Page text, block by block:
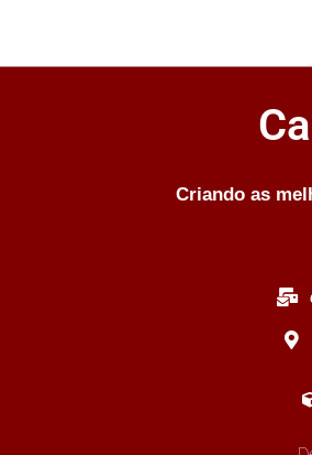
Criando as